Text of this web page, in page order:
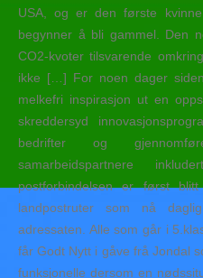
USA, og er den første
begynner å bli gammel. Den
CO2-kvoter tilsvarende
ikke […] For noen dager
melkefri inspirasjon ut en
skreddersyd
bedrifter og
samarbeidspartnere
postforbindelsen er først
landpostruter som nå
adressaten. Alle som går i
får Godt Nytt i gåve frå Jondal
funksjonelle dersom en